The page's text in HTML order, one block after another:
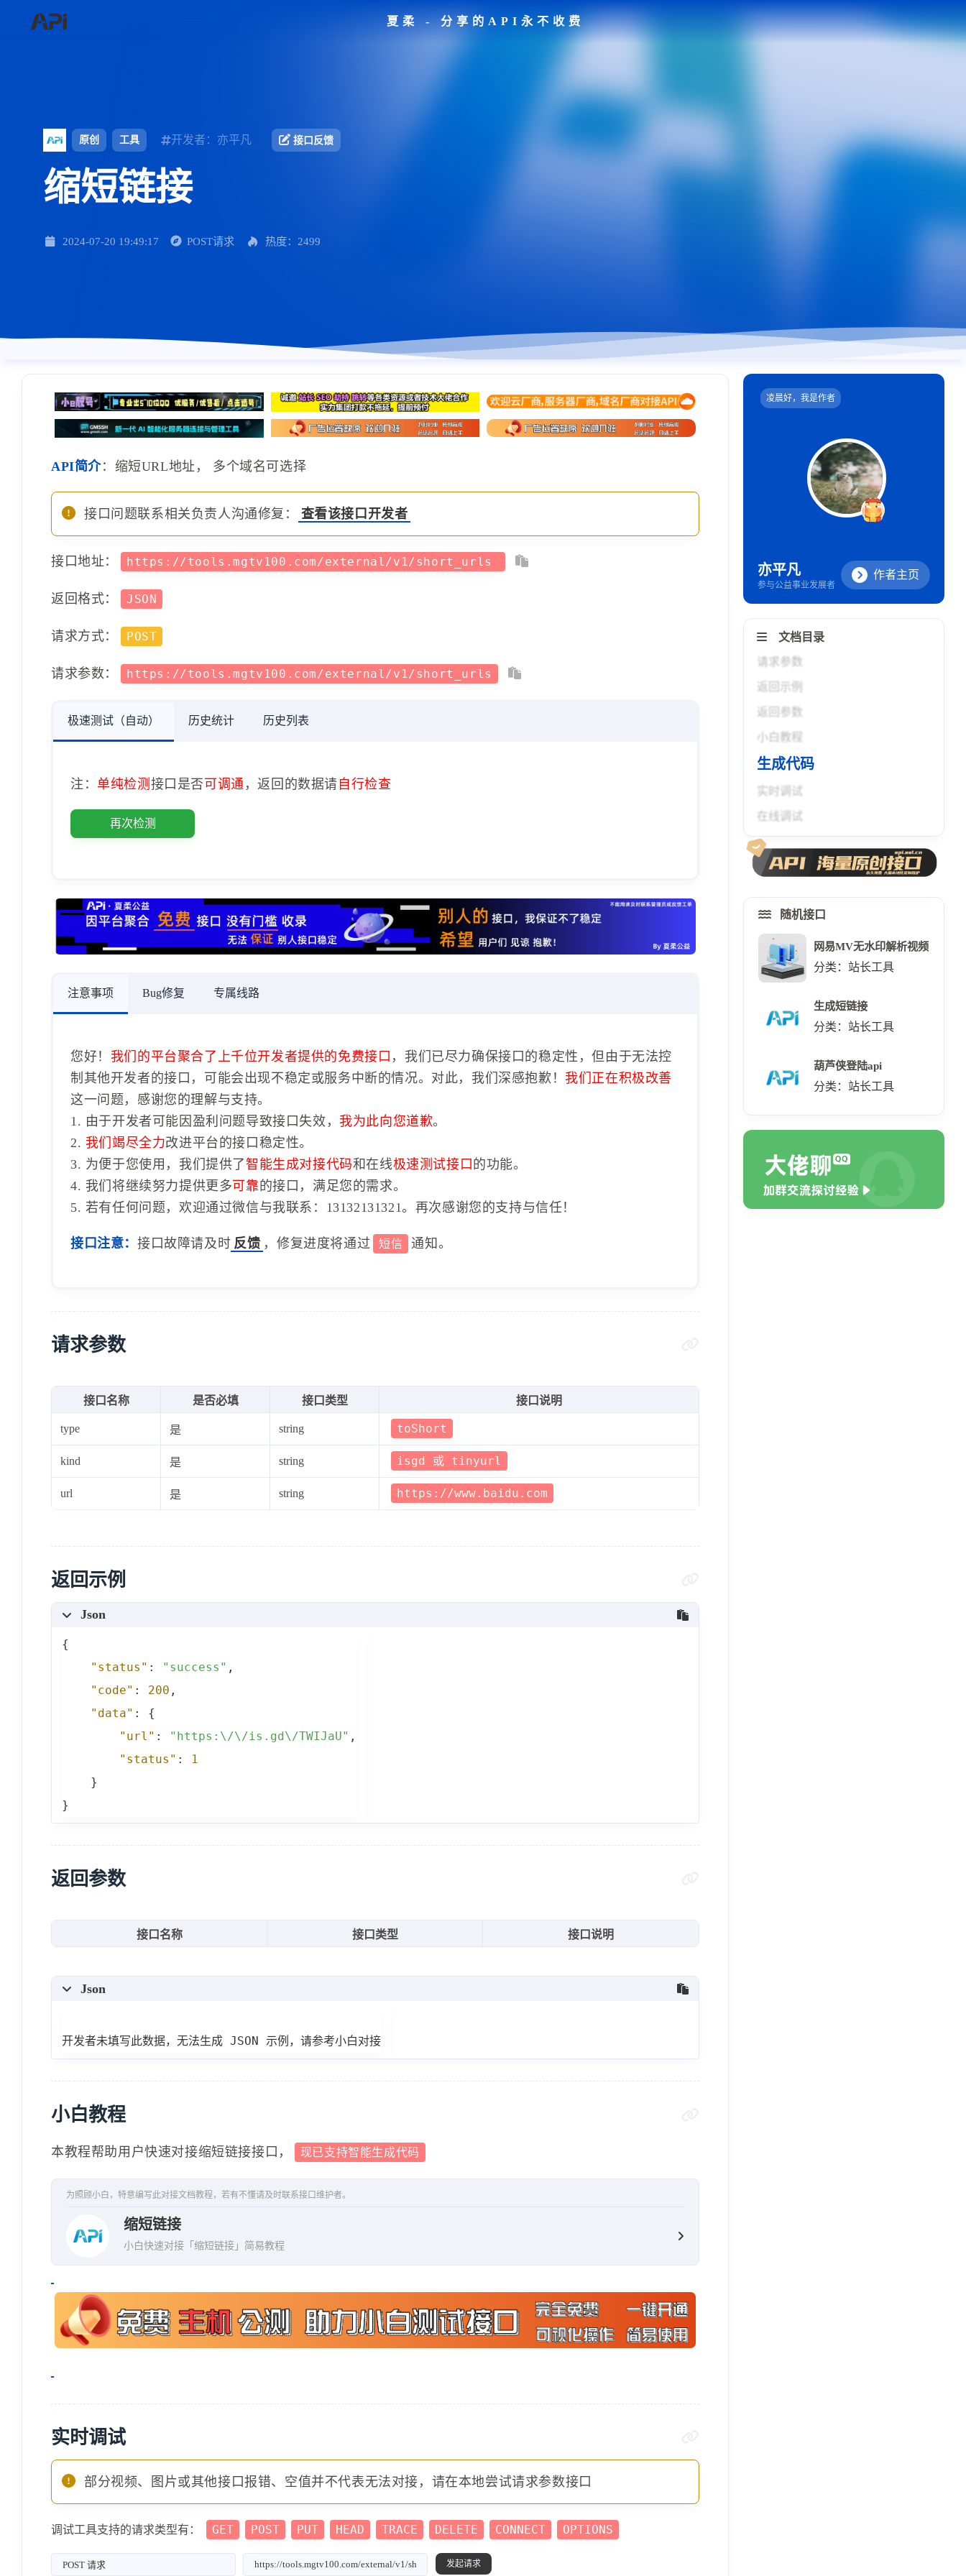
夏柔 - 分享的API永不收费
原创 工具 开发者：亦平凡 接口反馈
缩短链接
2024-07-20 19:49:17 POST请求 热度：2499
API简介：缩短URL地址， 多个域名可选择
接口问题联系相关负责人沟通修复： 查看该接口开发者
接口地址： https://tools.mgtv100.com/external/v1/short_urls
返回格式： JSON
请求方式： POST
请求参数： https://tools.mgtv100.com/external/v1/short_urls
极速测试（自动） 历史统计 历史列表
注： 单纯检测 接口是否可调通 ，返回的数据请 自行检查
再次检测
注意事项 Bug修复 专属线路
您好！ 我们的平台聚合了上千位开发者提供的免费接口 ，我们已尽力确保接口的稳定性，但由于无法控
制其他开发者的接口，可能会出现不稳定或服务中断的情况。对此，我们深感抱歉！ 我们正在积极改善
这一问题，感谢您的理解与支持。
1. 由于开发者可能因盈利问题导致接口失效， 我为此向您道歉。
2. 我们竭尽全力改进平台的接口稳定性。
3. 为便于您使用，我们提供了智能生成对接代码和在线极速测试接口 的功能。
4. 我们将继续努力提供更多可靠的接口，满足您的需求。
5. 若有任何问题，欢迎通过微信与我联系：13132131321。再次感谢您的支持与信任！
接口注意： 接口故障请及时 反馈 ，修复进度将通过 短信 通知。
请求参数
接口名称 是否必填 接口类型 接口说明
type 是 string toShort
kind 是 string isgd 或 tinyurl
url 是 string https://www.baidu.com
返回示例
Json
{
"status" : "success" ,
"code" : 200 ,
"data" :
{
"url" : "https:\/\/is.gd\/TWIJaU" ,
"status" :
1
}
}
返回参数
接口名称 接口类型 接口说明
Json
开发者未填写此数据，无法生成 JSON 示例，请参考小白对接
小白教程
本教程帮助用户快速对接缩短链接接口， 现已支持智能生成代码
为照顾小白，特意编写此对接文档教程，若有不懂请及时联系接口维护者。
缩短链接
小白快速对接「缩短链接」简易教程
实时调试
部分视频、图片或其他接口报错、空值并不代表无法对接，请在本地尝试请求参数接口
调试工具支持的请求类型有： GET POST PUT HEAD TRACE DELETE CONNECT OPTIONS
凌晨好，我是作者
作者主页
亦平凡
参与公益事业发展者
文档目录
请求参数
返回示例
返回参数
小白教程
生成代码
实时调试
在线调试
随机接口
网易MV无水印解析视频
分类：站长工具
生成短链接
分类：站长工具
葫芦侠登陆api
分类：站长工具